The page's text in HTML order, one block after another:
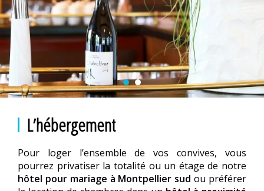
L’hébergement
Pour loger l’ensemble de vos convives, vous
pourrez privatiser la totalité ou un étage de notre
hôtel pour mariage à Montpellier sud ou préférer